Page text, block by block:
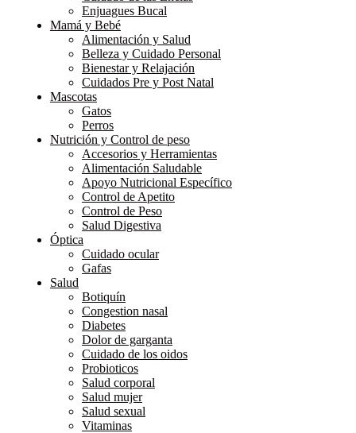
Enjuagues Bucal
Mamá y Bebé
Alimentación y Salud
Belleza y Cuidado Personal
Bienestar y Relajación
Cuidados Pre y Post Natal
Mascotas
Gatos
Perros
Nutrición y Control de peso
Accesorios y Herramientas
Alimentación Saludable
Apoyo Nutricional Específico
Control de Apetito
Control de Peso
Salud Digestiva
Óptica
Cuidado ocular
Gafas
Salud
Botiquín
Congestion nasal
Diabetes
Dolor de garganta
Cuidado de los oidos
Probioticos
Salud corporal
Salud mujer
Salud sexual
Vitaminas